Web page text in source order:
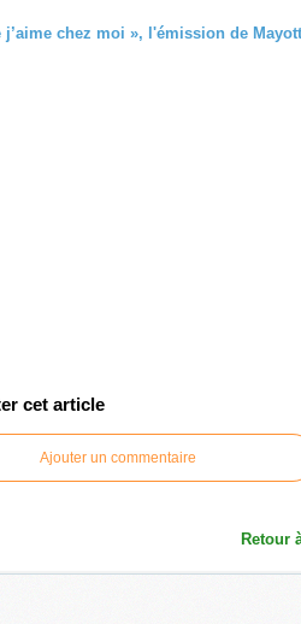
cet article
Ajouter un commentaire
Retour